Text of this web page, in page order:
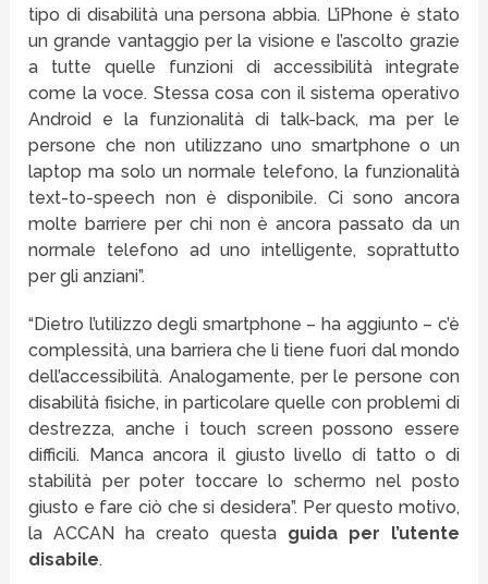
tipo di disabilità una persona abbia. L’iPhone è stato
un grande vantaggio per la visione e l’ascolto grazie
a tutte quelle funzioni di accessibilità integrate
come la voce. Stessa cosa con il sistema operativo
Android e la funzionalità di talk-back, ma per le
persone che non utilizzano uno smartphone o un
laptop ma solo un normale telefono, la funzionalità
text-to-speech non è disponibile. Ci sono ancora
molte barriere per chi non è ancora passato da un
normale telefono ad uno intelligente, soprattutto
per gli anziani”.
“Dietro l’utilizzo degli smartphone – ha aggiunto – c’è
complessità, una barriera che li tiene fuori dal mondo
dell’accessibilità. Analogamente, per le persone con
disabilità fisiche, in particolare quelle con problemi di
destrezza, anche i touch screen possono essere
difficili. Manca ancora il giusto livello di tatto o di
stabilità per poter toccare lo schermo nel posto
giusto e fare ciò che si desidera”. Per questo motivo,
la ACCAN ha creato questa guida per l’utente
disabile.